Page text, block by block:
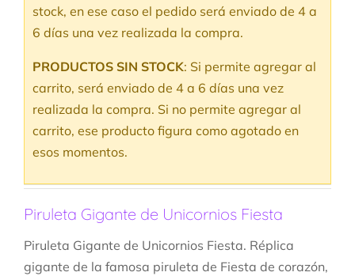
stock, en ese caso el pedido será enviado de 4 a
6 días una vez realizada la compra.
PRODUCTOS SIN STOCK: Si permite agregar al
carrito, será enviado de 4 a 6 días una vez
realizada la compra. Si no permite agregar al
carrito, ese producto figura como agotado en
esos momentos.
Piruleta Gigante de Unicornios Fiesta
Piruleta Gigante de Unicornios Fiesta. Réplica
gigante de la famosa piruleta de Fiesta de corazón,